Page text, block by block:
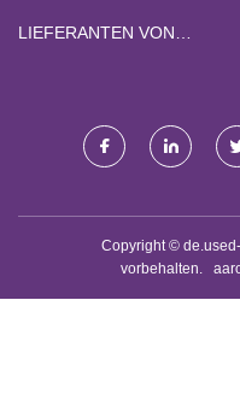
LIEFERANTEN VON
Copyright ©
vorbehalten.